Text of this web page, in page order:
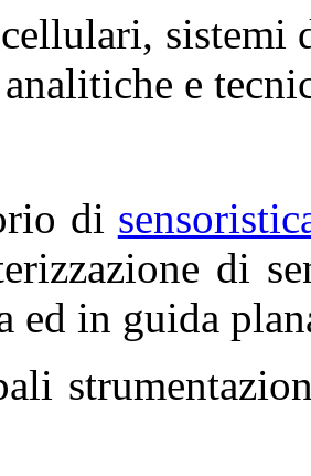
sistemi
e
di
di
ed in guida